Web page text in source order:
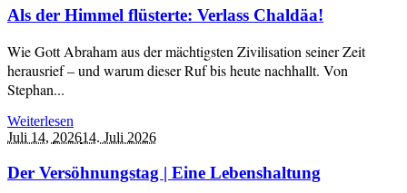
Als der Himmel flüsterte: Verlass Chaldäa!
Wie Gott Abraham aus der mächtigsten Zivilisation seiner Zeit
herausrief – und warum dieser Ruf bis heute nachhallt. Von
Stephan...
Weiterlesen
Juli 14, 202614. Juli 2026
Der Versöhnungstag | Eine Lebenshaltung